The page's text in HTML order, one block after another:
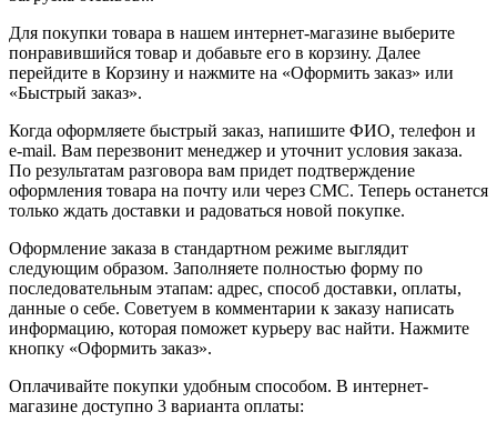
Для покупки товара в нашем интернет-магазине выберите
понравившийся товар и добавьте его в корзину. Далее
перейдите в Корзину и нажмите на «Оформить заказ» или
«Быстрый заказ».
Когда оформляете быстрый заказ, напишите ФИО, телефон и
e-mail. Вам перезвонит менеджер и уточнит условия заказа.
По результатам разговора вам придет подтверждение
оформления товара на почту или через СМС. Теперь останется
только ждать доставки и радоваться новой покупке.
Оформление заказа в стандартном режиме выглядит
следующим образом. Заполняете полностью форму по
последовательным этапам: адрес, способ доставки, оплаты,
данные о себе. Советуем в комментарии к заказу написать
информацию, которая поможет курьеру вас найти. Нажмите
кнопку «Оформить заказ».
Оплачивайте покупки удобным способом. В интернет-
магазине доступно 3 варианта оплаты: